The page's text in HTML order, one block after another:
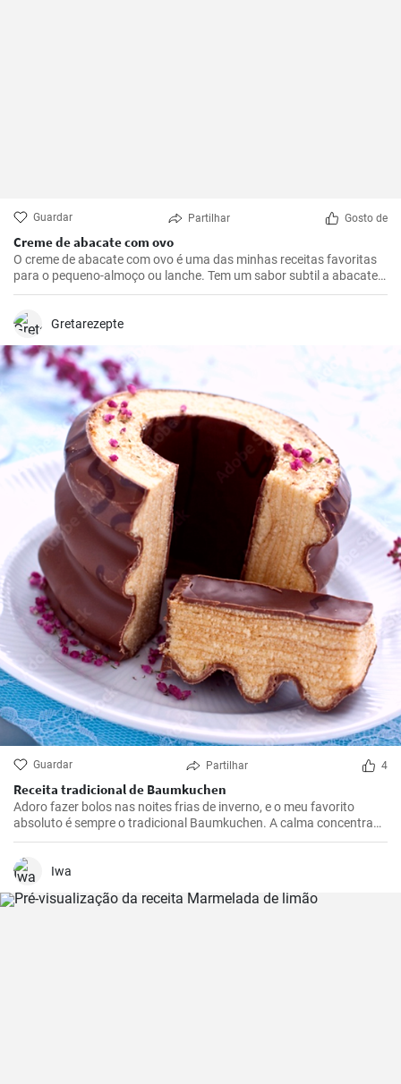
Guardar Partilhar Gosto de
Creme de abacate com ovo
O creme de abacate com ovo é uma das minhas receitas favoritas
para o pequeno-almoço ou lanche. Tem um sabor subtil a abacate
que é abrilhantado com sumo de limão e realçado pela adição de
Gretarezepte
Guardar Partilhar 4
Receita tradicional de Baumkuchen
Adoro fazer bolos nas noites frias de inverno, e o meu favorito
absoluto é sempre o tradicional Baumkuchen. A calma concentrada
que advém da disposição do bolo em camadas e a adição quase
meditativa de cada camada individual fazem do Baumkuchen um
verdadeiro deleite para todos os sentidos - especialmente quando o
Iwa